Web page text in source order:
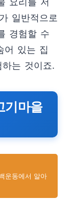
일반적으로
경험할 수
어 있는 집
는 것이죠.
기마을
운동에서 알아